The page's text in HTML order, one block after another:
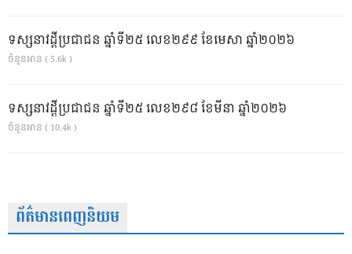
ទស្សនាវដ្ដីប្រជាជន ឆ្នាំទី២៥ លេខ២៩៩ ខែមេសា ឆ្នាំ២០២៦
ចំនួនអាន ( 5.6k )
ទស្សនាវដ្ដីប្រជាជន ឆ្នាំទី២៥ លេខ២៩៨ ខែមីនា ឆ្នាំ២០២៦
ចំនួនអាន ( 10.4k )
ព័ត៌មានពេញនិយម